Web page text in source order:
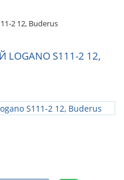
2 12, Buderus
S111-2 12,